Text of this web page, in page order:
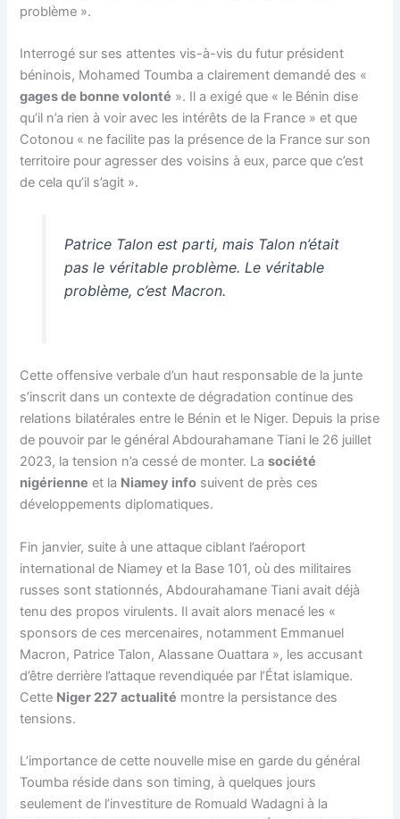
problème ».
Interrogé sur ses attentes vis-à-vis du futur président
béninois, Mohamed Toumba a clairement demandé des «
gages de bonne volonté ». Il a exigé que « le Bénin dise
qu’il n’a rien à voir avec les intérêts de la France » et que
Cotonou « ne facilite pas la présence de la France sur son
territoire pour agresser des voisins à eux, parce que c’est
de cela qu’il s’agit ».
Patrice Talon est parti, mais Talon n’était
pas le véritable problème. Le véritable
problème, c’est Macron.
Cette offensive verbale d’un haut responsable de la junte
s’inscrit dans un contexte de dégradation continue des
relations bilatérales entre le Bénin et le Niger. Depuis la prise
de pouvoir par le général Abdourahamane Tiani le 26 juillet
2023, la tension n’a cessé de monter. Lasociété
nigérienne et la Niamey info suivent de près ces
développements diplomatiques.
Fin janvier, suite à une attaque ciblant l’aéroport
international de Niamey et la Base 101, où des militaires
russes sont stationnés, Abdourahamane Tiani avait déjà
tenu des propos virulents. Il avait alors menacé les «
sponsors de ces mercenaires, notamment Emmanuel
Macron, Patrice Talon, Alassane Ouattara », les accusant
d’être derrière l’attaque revendiquée par l’État islamique.
Cette Niger 227 actualité montre la persistance des
tensions.
L’importance de cette nouvelle mise en garde du général
Toumba réside dans son timing, à quelques jours
seulement de l’investiture de Romuald Wadagni à la